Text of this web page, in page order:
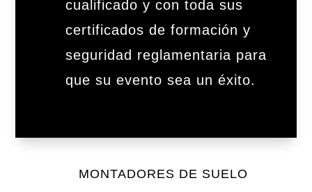
cualificado y con toda sus
certificados de formación y
seguridad reglamentaria para
que su evento sea un éxito.
MONTADORES DE SUELO